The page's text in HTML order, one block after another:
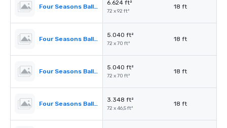
Four Seasons Ballroom 2,3,4
6.624 ft²
72 x 92 ft²
18 ft
Four Seasons Ballroom 1,2
5.040 ft²
72 x 70 ft²
18 ft
Four Seasons Ballroom 3,4
5.040 ft²
72 x 70 ft²
18 ft
Four Seasons Ballroom 1
3.348 ft²
72 x 46,5 ft²
18 ft